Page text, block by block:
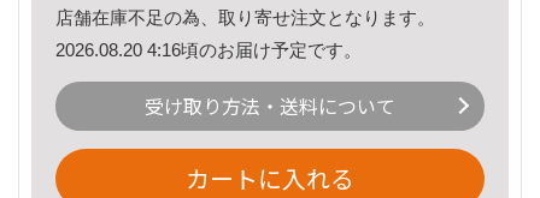
店舗在庫不足の為、取り寄せ注文となります。
2026.08.20 4:16頃のお届け予定です。
受け取り方法・送料について
カートに入れる